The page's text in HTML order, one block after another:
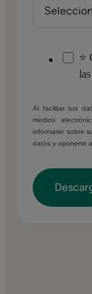
⭐
Al facilitar tus
medios
informarte sobre
datos y oponerte